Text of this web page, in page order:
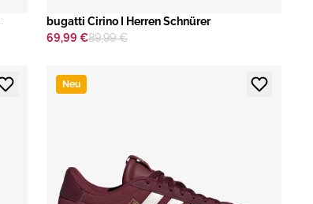
bugatti Cirino I Herren Schnürer
69,99 €89,99 €
Neu